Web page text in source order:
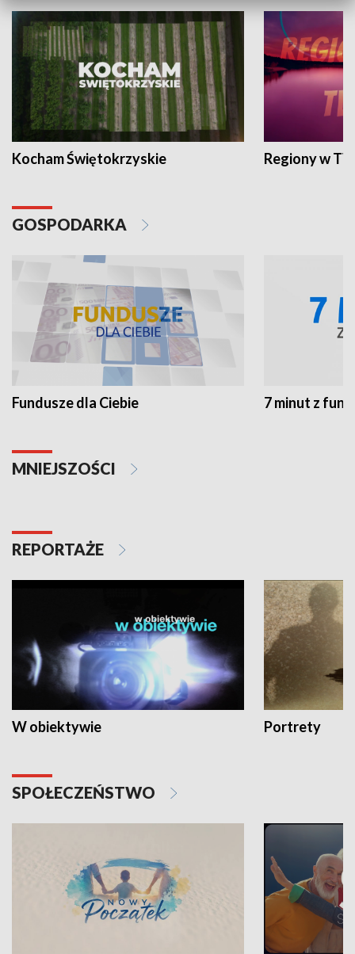
Kocham Świętokrzyskie Regiony w
GOSPODARKA
Fundusze dla Ciebie 7 minut z
MNIEJSZOŚCI
REPORTAŻE
W obiektywie Portrety
SPOŁECZEŃSTWO